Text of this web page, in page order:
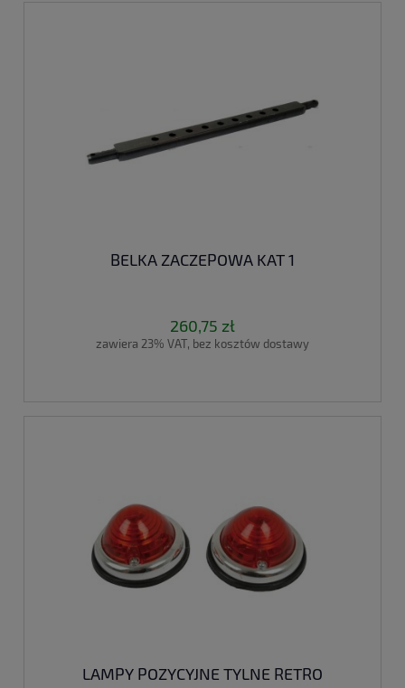
BELKA ZACZEPOWA KAT 1
260,75 zł
zawiera 23% VAT, bez kosztów dostawy
LAMPY POZYCYJNE TYLNE RETRO